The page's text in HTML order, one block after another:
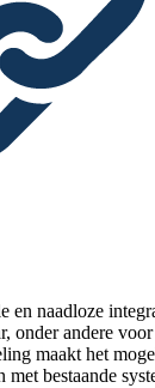
en naadloze
onder andere
maakt het
bestaande